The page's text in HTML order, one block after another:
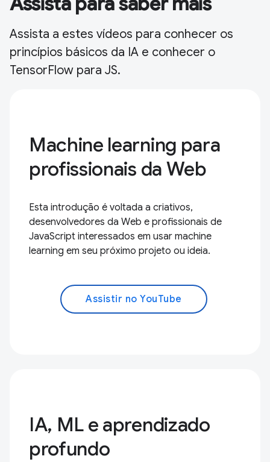
Assista a estes vídeos para conhecer os
princípios básicos da IA e conhecer o
TensorFlow para JS.
Machine learning para
profissionais da Web
Esta introdução é voltada a criativos,
desenvolvedores da Web e profissionais de
JavaScript interessados em usar machine
learning em seu próximo projeto ou ideia.
Assistir no YouTube
IA, ML e aprendizado
profundo